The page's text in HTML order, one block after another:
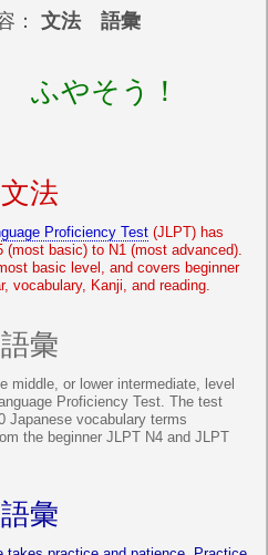
： 文法 語彙
ふやそう！
法
Proficiency Test (JLPT) has
(most basic) to N1 (most advanced).
basic level, and covers beginner
vocabulary, Kanji, and reading.
彙
middle, or lower intermediate, level
Proficiency Test. The test
Japanese vocabulary terms
the beginner JLPT N4 and JLPT
彙